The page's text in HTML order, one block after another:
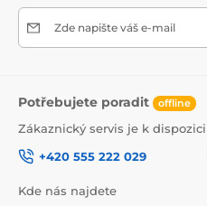
Zde napište váš e-mail
Potřebujete poradit offline
Zákaznický servis je k dispozici
+420 555 222 029
Kde nás najdete